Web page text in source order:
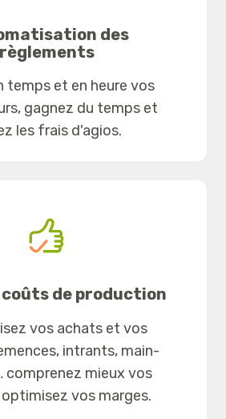
des
règlements
temps et en heure vos
gagnez du temps et
les frais d'agios.
coûts de production
vos achats et vos
intrants, main-
mieux vos
vos marges.